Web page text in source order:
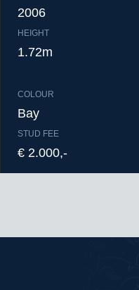
2006
HEIGHT
1.72m
COLOUR
Bay
STUD FEE
€ 2.000,-